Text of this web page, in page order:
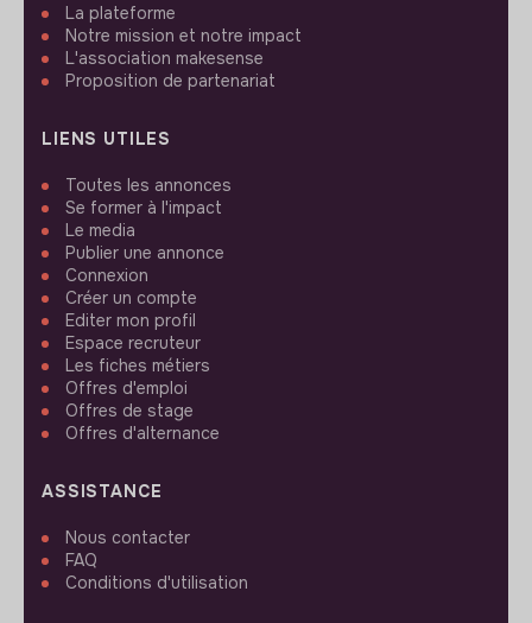
La plateforme
Notre mission et notre impact
L'association makesense
Proposition de partenariat
LIENS UTILES
Toutes les annonces
Se former à l'impact
Le media
Publier une annonce
Connexion
Créer un compte
Editer mon profil
Espace recruteur
Les fiches métiers
Offres d'emploi
Offres de stage
Offres d'alternance
ASSISTANCE
Nous contacter
FAQ
Conditions d'utilisation